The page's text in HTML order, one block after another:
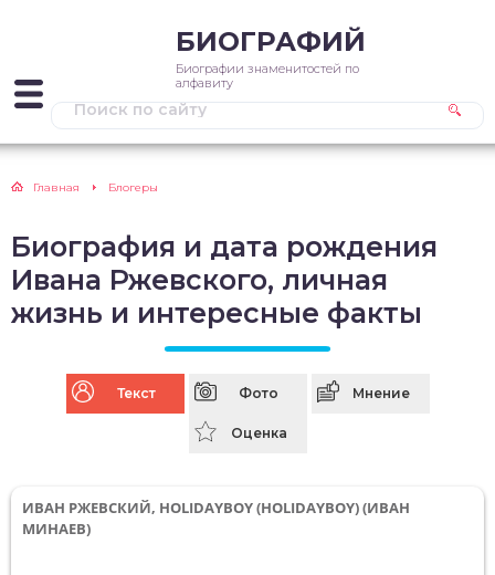
БИОГРАФИЙ
Биографии знаменитостей по
алфавиту
Главная Блогеры
Биография и дата рождения
Ивана Ржевского, личная
жизнь и интересные факты
Текст Фото Мнение
Оценка
ИВАН РЖЕВСКИЙ, HOLIDAYBOY (HOLIDAYBOY) (ИВАН
МИНАЕВ)